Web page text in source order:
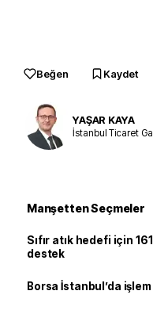
Beğen Kaydet
YAŞAR KAYA
İstanbul Ticaret
Manşetten Seçmeler
Sıfır atık hedefi için
destek
Borsa İstanbul’da